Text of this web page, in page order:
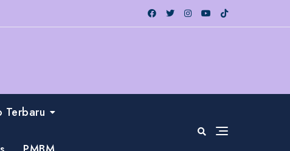
Terbaru